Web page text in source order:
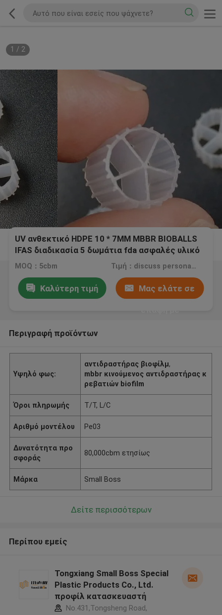
1 / 2
UV ανθεκτικό HDPE 10 * 7MM MBBR BIOBALLS
IFAS διαδικασία 5 δωμάτια fda ασφαλές υλικό
πλωτό μέσο φθηνή τιμή
MOQ：5cbm Τιμή：discuss personally
Καλύτερη τιμή Μας ελάτε σε
Περιγραφή προϊόντων
Υψηλό φως:
αντιδραστήρας βιοφίλμ,
mbbr κινούμενος αντιδραστήρας κ
ρεβατιών biofilm
Όροι πληρωμής T/T, L/C
Αριθμό μοντέλου Pe03
Δυνατότητα προ
σφοράς
80,000cbm ετησίως
Μάρκα Small Boss
Δείτε περισσότερων
Περίπου εμείς
Tongxiang Small Boss Special
Plastic Products Co., Ltd.
προφίλ κατασκευαστή
No.431,Tongsheng Road,